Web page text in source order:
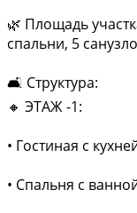
🌿 Площадь
спальни, 5
🛋️ Структура:
🔸 ЭТАЖ -1:
• Гостиная с
• Спальня с